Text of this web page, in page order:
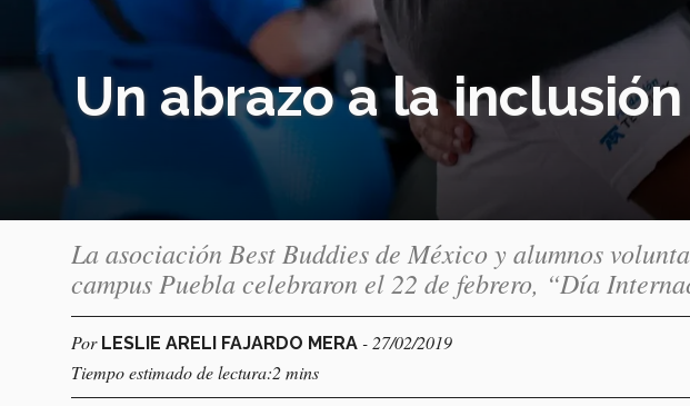
Un abrazo a la inclusión
La asociación Best Buddies de México y alumnos
campus Puebla celebraron el 22 de febrero, “Día
Por LESLIE ARELI FAJARDO MERA - 27/02/2019
Tiempo estimado de lectura:2 mins